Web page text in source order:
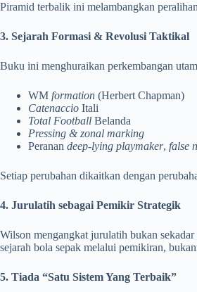
Piramid terbalik ini melambangkan
3. Sejarah Formasi & Revolusi Taktikal
Buku ini menghuraikan perkembangan
WM formation (Herbert Chapman)
Catenaccio Itali
Total Football Belanda
Pressing & zonal marking
Peranan deep-lying playmaker, false
Setiap perubahan dikaitkan dengan
4. Jurulatih sebagai Pemikir Strategik
Wilson mengangkat jurulatih bukan
sejarah bola sepak melalui pemikiran,
5. Tiada “Satu Sistem Yang Terbaik”